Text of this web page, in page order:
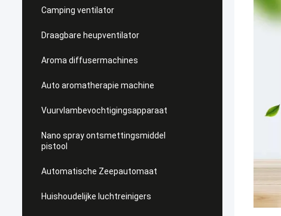
Camping ventilator
Draagbare heupventilator
Aroma diffusermachines
Auto aromatherapie machine
Vuurvlambevochtigingsapparaat
Nano spray ontsmettingsmiddel
pistool
Automatische Zeepautomaat
Huishoudelijke luchtreinigers